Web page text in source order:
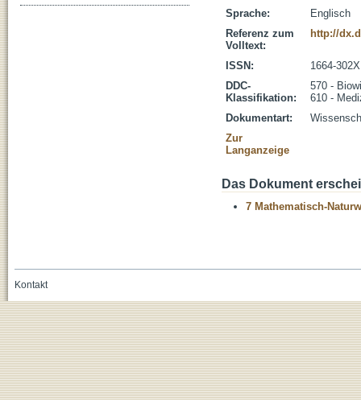
Sprache:
Englisch
Referenz zum
Volltext:
http://
ISSN:
1664-302X
DDC-
Klassifikation:
570 -
610 -
Dokumentart:
Zur
Langanzeige
Das Dokument
7 Mathematisch-
Kontakt